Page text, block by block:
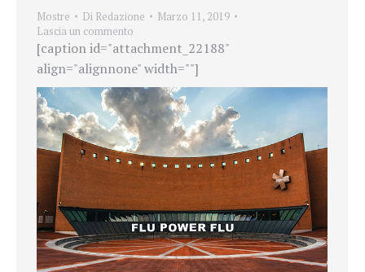
Mostre Di Redazione
Marzo 11, 2019
Lascia un commento
[caption id="attachment_22188"
align="alignnone" width=""]